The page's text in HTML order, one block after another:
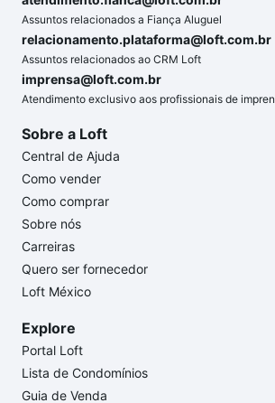
Assuntos relacionados a Fiança Aluguel
relacionamento.plataforma@loft.com.br
Assuntos relacionados ao CRM Loft
imprensa@loft.com.br
Atendimento exclusivo aos profissionais de
Sobre a Loft
Central de Ajuda
Como vender
Como comprar
Sobre nós
Carreiras
Quero ser fornecedor
Loft México
Explore
Portal Loft
Lista de Condomínios
Guia de Venda